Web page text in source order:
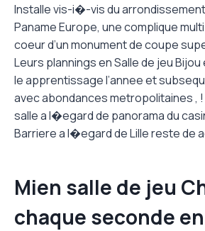
Installe vis-i�-vis du
Paname Europe, une complique
coeur d’un monument de coupe
Leurs plannings en Salle de jeu
le apprentissage l’annee et
avec abondances metropolitaines ,
salle a l�egard de panorama du
Barriere a l�egard de Lille reste de
Mien salle de jeu
chaque seconde